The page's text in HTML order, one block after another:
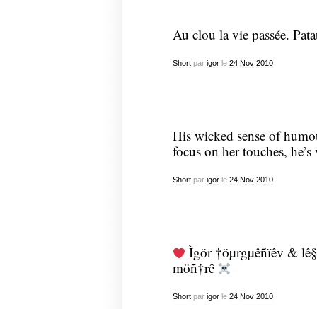
Au clou la vie passée.
Shortpar igorle 24 Nov 2010
His wicked sense of
focus on her touches,
Shortpar igorle 24 Nov 2010
Ìgör †öµrgµêñïêv &
möñ†rê
Shortpar igorle 24 Nov 2010